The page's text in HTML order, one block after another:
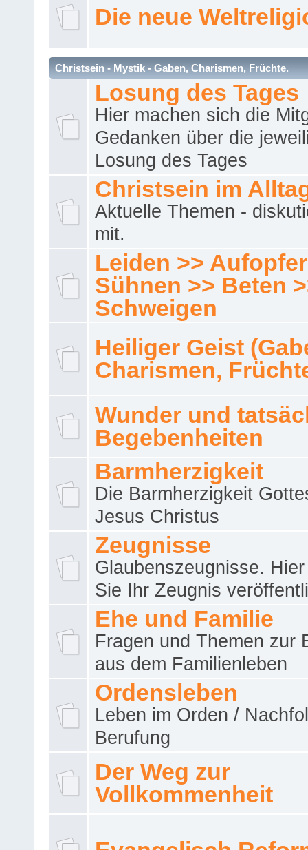
Die neue
Christsein - Mystik - Gaben, Charismen, Früchte.
Losung des Tages
Hier machen sich die
Gedanken über die
Losung des Tages
Christsein im
Aktuelle Themen -
mit.
Leiden >>
Sühnen >> Beten
Schweigen
Heiliger Geist
Charismen,
Wunder und
Begebenheiten
Barmherzigkeit
Die Barmherzigkeit
Jesus Christus
Zeugnisse
Glaubenszeugnisse.
Sie Ihr Zeugnis
Ehe und Familie
Fragen und Themen zur
aus dem Familienleben
Ordensleben
Leben im Orden /
Berufung
Der Weg zur
Vollkommenheit